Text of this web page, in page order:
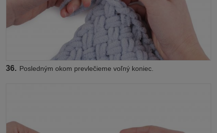
36. Posledným okom prevlečieme voľný koniec.